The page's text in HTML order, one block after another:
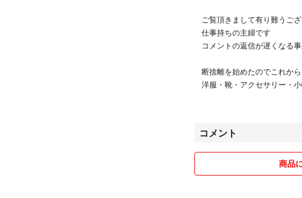
ご覧頂きまして有り難うご
仕事持ちの主婦です
コメントの返信が遅くなる
断捨離を始めたのでこれから
洋服・靴・アクセサリー・
🔺申し訳ございません🔺
ショートストッキング・タ
すでにお値打ち価格にして
このままの価格でお願い致
コメント
商品